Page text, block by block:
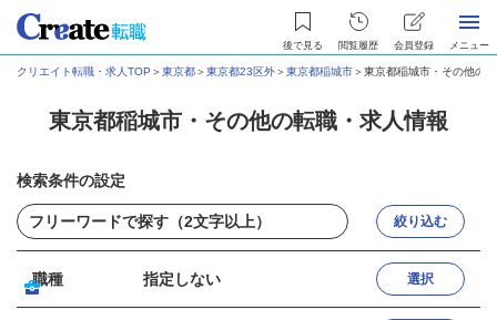
後で見る 閲覧履歴 会員登録 メニュー
クリエイト転職・求人TOP ＞東京都＞東京都23区外＞東京都稲城市＞東京都稲城市・その他の
東京都稲城市・その他の転職・求人情報
検索条件の設定
絞り込む
職種 指定しない 選択